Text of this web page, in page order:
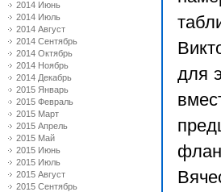
2014 Июнь
2014 Июль
2014 Август
2014 Сентябрь
2014 Октябрь
2014 Ноябрь
2014 Декабрь
2015 Январь
2015 Февраль
2015 Март
2015 Апрель
2015 Май
2015 Июнь
2015 Июль
2015 Август
2015 Сентябрь
для